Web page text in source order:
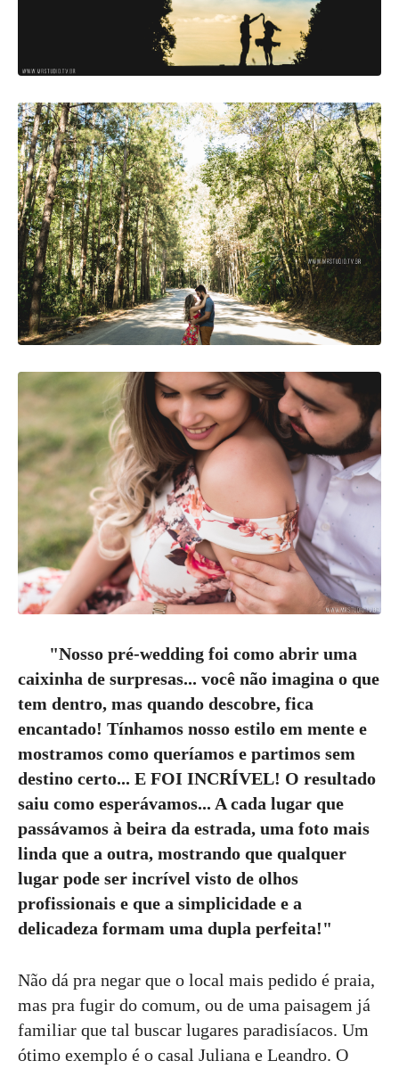
"Nosso pré-wedding foi como abrir uma
caixinha de surpresas... você não imagina o que
tem dentro, mas quando descobre, fica
encantado! Tínhamos nosso estilo em mente e
mostramos como queríamos e partimos sem
destino certo... E FOI INCRÍVEL! O resultado
saiu como esperávamos... A cada lugar que
passávamos à beira da estrada, uma foto mais
linda que a outra, mostrando que qualquer
lugar pode ser incrível visto de olhos
profissionais e que a simplicidade e a
delicadeza formam uma dupla perfeita!"
Não dá pra negar que o local mais pedido é praia,
mas pra fugir do comum, ou de uma paisagem já
familiar que tal buscar lugares paradisíacos. Um
ótimo exemplo é o casal Juliana e Leandro. O